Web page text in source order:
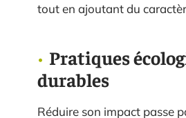
tout en ajoutant du
Pratiques
durables
Réduire son impact passe